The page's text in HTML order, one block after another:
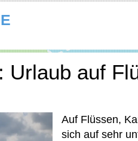
Urlaub auf
Auf Flüssen,
sich auf sehr